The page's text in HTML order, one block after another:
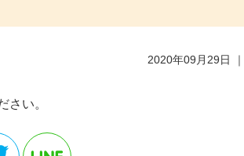
2020年09月29日 ｜
さい。